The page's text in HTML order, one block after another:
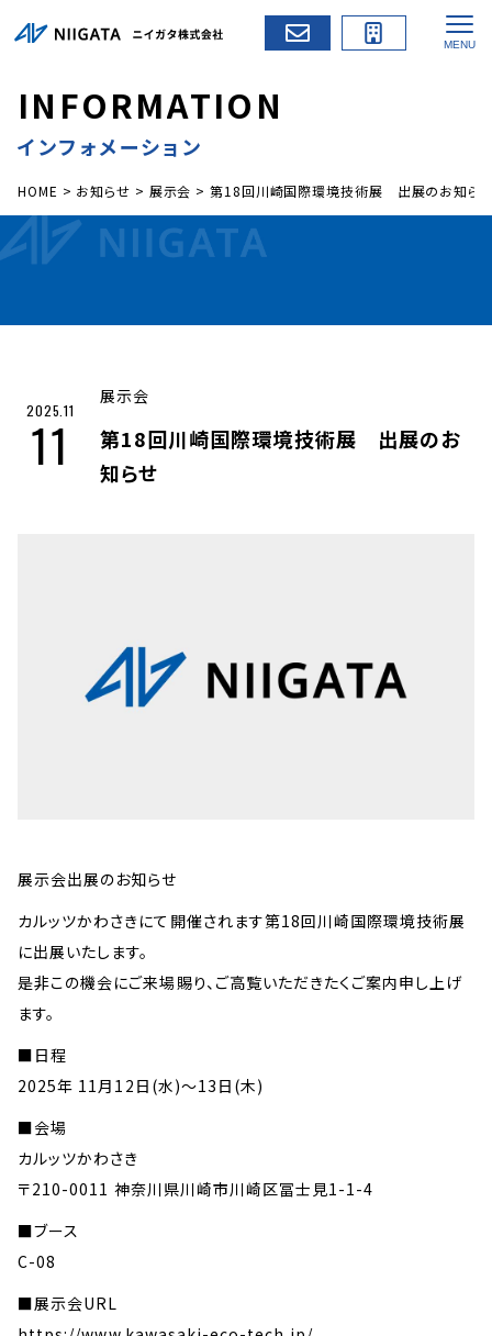
IN FORMATION
インフォメーション
HOME > お知らせ > 展示会 >第18回川崎国際環境技術展 出展のお知ら
2025.11
11
展示会
第18回川崎国際環境技術展 出展のお
知らせ
展示会出展のお知らせ
カルッツかわさきにて開催されます第18回川崎国際環境技術展
に出展いたします。
是非この機会にご来場賜り、ご高覧いただきたくご案内申し上げ
ます。
■日程
2025年 11月12日(水)～13日(木)
■会場
カルッツかわさき
〒210-0011 神奈川県川崎市川崎区冨士見1-1-4
■ブース
C-08
■展示会URL